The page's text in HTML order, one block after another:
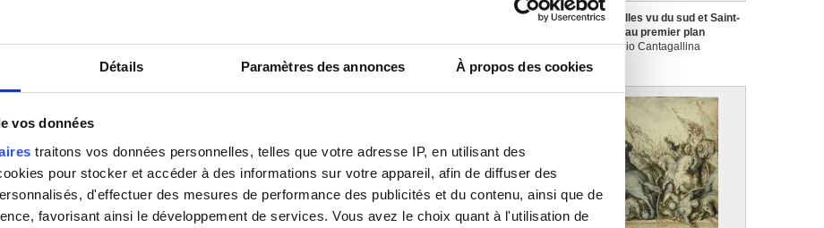
Détails Paramètres des annonces À propos des cookies
vos données
traitons vos données personnelles, telles que votre adresse IP, en utilisant des
pour stocker et accéder à des informations sur votre appareil, afin de diffuser des
d'effectuer des mesures de performance des publicités et du contenu, ainsi que de
favorisant ainsi le développement de services. Vous avez le choix quant à l'utilisation de
gauche
Remigio Cantagallina
Bruxelles vu du sud et Saint-
Remigio Cantagallina
Bruxelles vu du sud et Saint-
Gilles au premier plan
Remigio Cantagallina